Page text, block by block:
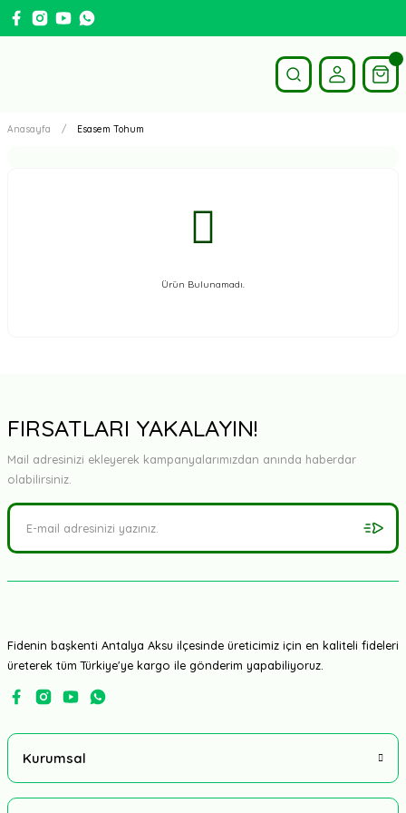
Anasayfa Esasem Tohum
Ürün Bulunamadı.
FIRSATLARI YAKALAYIN!
Mail adresinizi ekleyerek kampanyalarımızdan anında haberdar
olabilirsiniz.
Fidenin başkenti Antalya Aksu ilçesinde üreticimiz için en kaliteli fideleri
üreterek tüm Türkiye'ye kargo ile gönderim yapabiliyoruz.
Kurumsal